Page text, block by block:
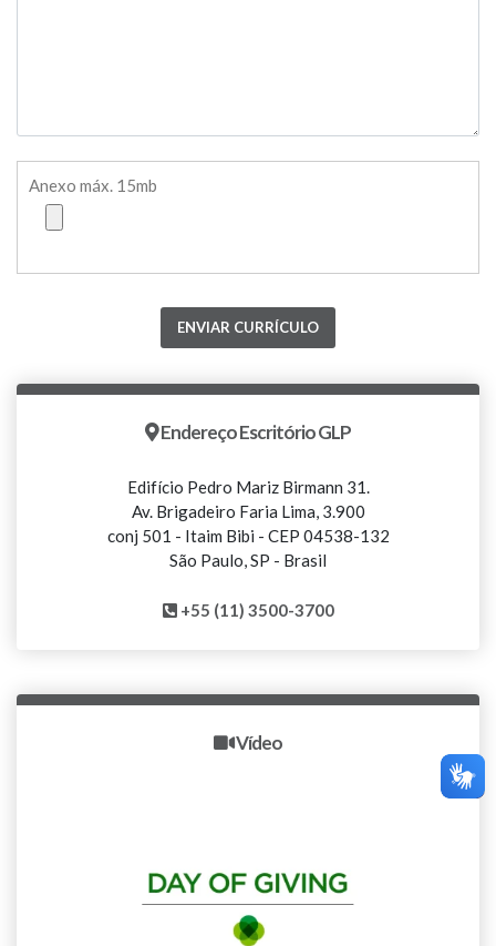
Anexo máx. 15mb
Endereço Escritório GLP
Edifício Pedro Mariz Birmann 31.
Av. Brigadeiro Faria Lima, 3.900
conj 501 - Itaim Bibi - CEP 04538-132
São Paulo, SP - Brasil
+55 (11) 3500-3700
Vídeo